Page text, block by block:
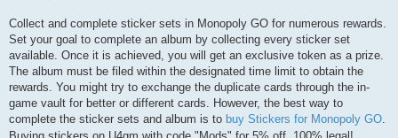
Collect and complete sticker sets in Monopoly GO for numerous rewards.
Set your goal to complete an album by collecting every sticker set
available. Once it is achieved, you will get an exclusive token as a prize.
The album must be filed within the designated time limit to obtain the
rewards. You might try to exchange the duplicate cards through the in-
game vault for better or different cards. However, the best way to
complete the sticker sets and album is to buy Stickers for Monopoly GO.